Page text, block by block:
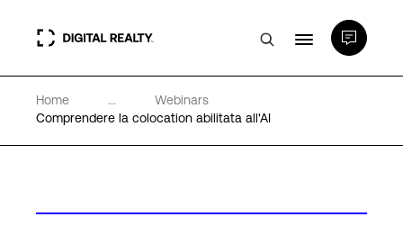
Data center
Home ...
Webinars
Comprendere la colocation abilitata all'AI